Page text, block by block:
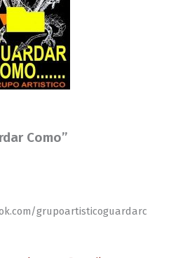
Como”
grupoartisticoguardarc